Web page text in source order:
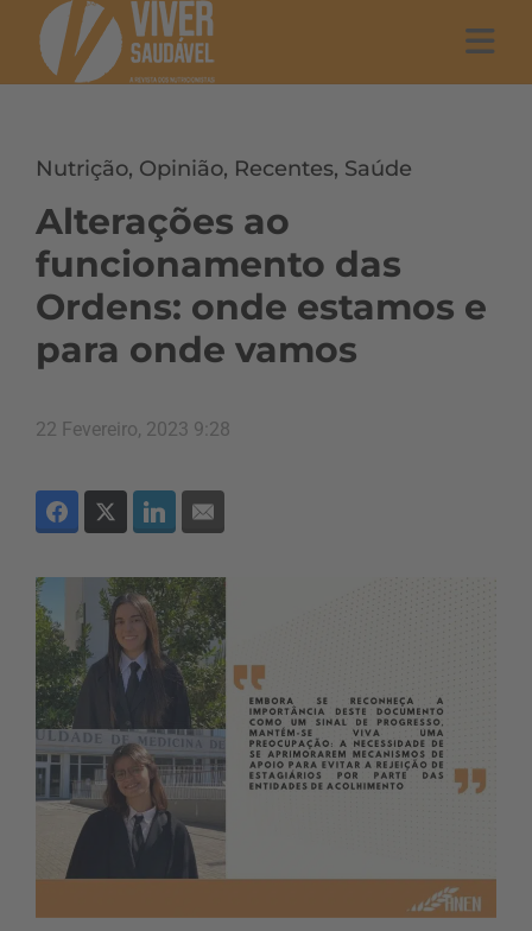
Nutrição, Opinião, Recentes, Saúde
Alterações ao
funcionamento das
Ordens: onde estamos e
para onde vamos
22 Fevereiro, 2023 9:28